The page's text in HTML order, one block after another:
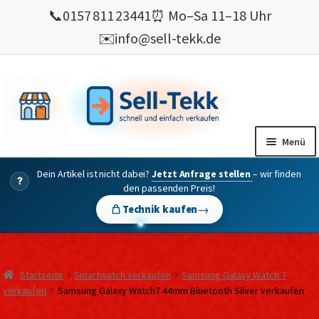
📞0157 811 23441⏰ Mo–Sa 11–18 Uhr
✉️info@sell-tekk.de
springen
springen
Menü
Mein Konto
verkaufen
💰 Bonusprogramm
?
Dein Artikel ist nicht dabei?Jetzt Anfrage stellen – wir finden
den passenden Preis!
Technik kaufen→
Startseite Smartwatch verkaufen
Samsung Galaxy Watch 7
verkaufen
Samsung Galaxy Watch7 44mm Bluetooth Silver verkaufen